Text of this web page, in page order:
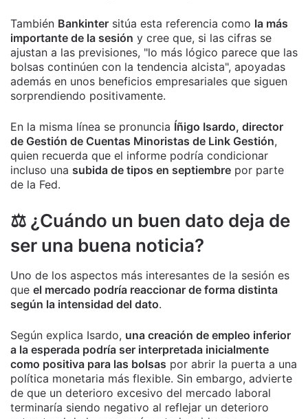
También Bankinter sitúa esta referencia como la más
importante de la sesión y cree que, si las cifras se
ajustan a las previsiones, "lo más lógico parece que las
bolsas continúen con la tendencia alcista", apoyadas
además en unos beneficios empresariales que siguen
sorprendiendo positivamente.
En la misma línea se pronuncia Íñigo Isardo, director
de Gestión de Cuentas Minoristas de Link Gestión,
quien recuerda que el informe podría condicionar
incluso una subida de tipos en septiembre por parte
de la Fed.
⚖️ ¿Cuándo un buen dato deja de
ser una buena noticia?
Uno de los aspectos más interesantes de la sesión es
que el mercado podría reaccionar de forma distinta
según la intensidad del dato.
Según explica Isardo, una creación de empleo inferior
a la esperada podría ser interpretada inicialmente
como positiva para las bolsas por abrir la puerta a una
política monetaria más flexible. Sin embargo, advierte
de que un deterioro excesivo del mercado laboral
terminaría siendo negativo al reflejar un deterioro